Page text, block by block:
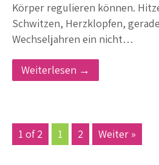
Körper regulieren können.
Schwitzen, Herzklopfen,
Wechseljahren ein nicht…
Weiterlesen →
1 of 2 1 2 Weiter »